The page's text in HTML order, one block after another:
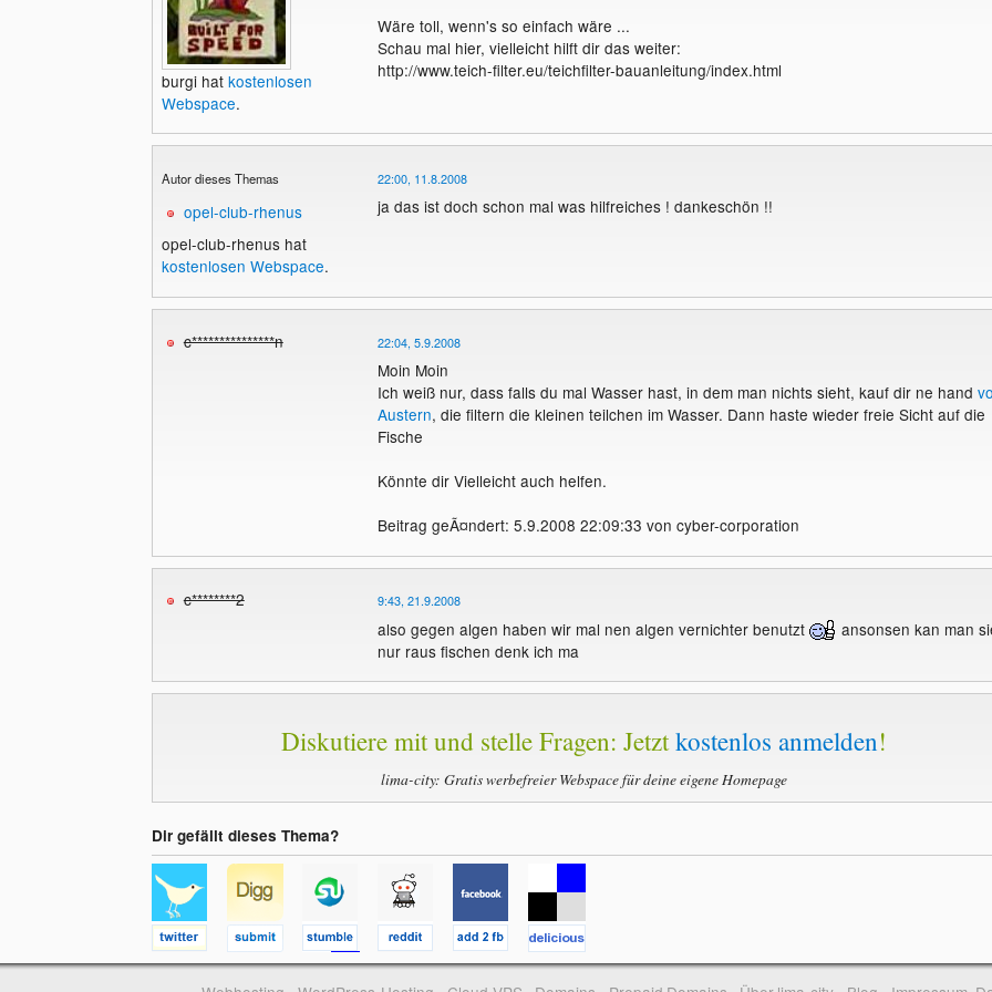
burgi hat kostenlosen
Webspace.
Wäre toll, wenn's so einfach wäre ...
Schau mal hier, vielleicht hilft dir das weiter:
http://www.teich-filter.eu/teichfilter-bauanleitung/index.html
Autor dieses Themas
opel-club-rhenus
opel-club-rhenus hat
kostenlosen Webspace.
22:00, 11.8.2008
ja das ist doch schon mal was hilfreiches ! dankeschön !!
c***************n 22:04, 5.9.2008
Moin Moin
Ich weiß nur, dass falls du mal Wasser hast, in dem man nichts sieht, kauf dir ne hand
Austern, die filtern die kleinen teilchen im Wasser. Dann haste wieder freie Sicht auf die
Fische
Könnte dir Vielleicht auch helfen.
Beitrag geÃ¤ndert: 5.9.2008 22:09:33 von cyber-corporation
c********2 9:43, 21.9.2008
also gegen algen haben wir mal nen algen vernichter benutzt
ansonsen kan man
nur raus fischen denk ich ma
Diskutiere mit und stelle Fragen: Jetztkostenlos anmelden!
lima-city: Gratis werbefreier Webspace für deine eigene Homepage
Dir gefällt dieses Thema?